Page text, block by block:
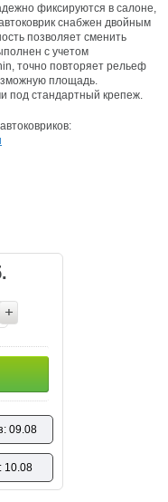
фиксируются в салоне,
снабжен двойным
позволяет сменить
с учетом
точно повторяет рельеф
площадь.
под стандартный крепеж.
09.08
10.08